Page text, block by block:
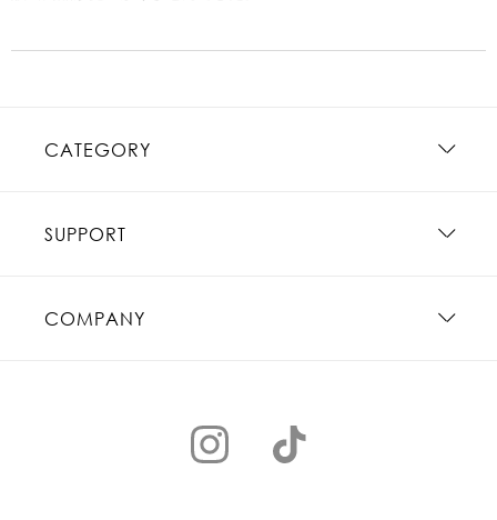
CATEGORY
SUPPORT
COMPANY